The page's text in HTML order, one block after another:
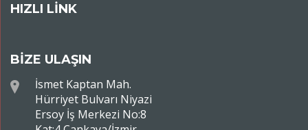
HIZLI LİNK
BİZE ULAŞIN
İsmet Kaptan Mah.
Hürriyet Bulvarı Niyazi
Ersoy İş Merkezi No:8